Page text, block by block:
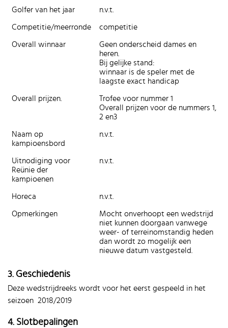
Golfer van het jaar n.v.t.
Competitie/meerronde competitie
Overall winnaar
Geen onderscheid dames en
heren.
Bij gelijke stand:
winnaar is de speler met de
laagste exact handicap
Overall prijzen.
Trofee voor nummer 1
Overall prijzen voor de nummers 1,
2 en3
Naam op
kampioensbord
n.v.t.
Uitnodiging voor
Reünie der
kampioenen
n.v.t.
Horeca n.v.t.
Opmerkingen
Mocht onverhoopt een wedstrijd
niet kunnen doorgaan vanwege
weer- of terreinomstandig heden
dan wordt zo mogelijk een
nieuwe datum vastgesteld.
3. Geschiedenis
Deze wedstrijdreeks wordt voor het eerst gespeeld in het
seizoen 2018/2019
4. Slotbepalingen